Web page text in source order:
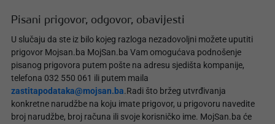
Pisani prigovor, odgovor, obavijesti
U slučaju da ste iz bilo kojeg razloga nezadovoljni možete uputiti
prigovor Mojsan.ba MojSan.ba Vam omogućava podnošenje
pisanog prigovora putem pošte na adresu sjedišta kompanije,
telefona 032 550 061 ili putem maila
zastitapodataka@mojsan.ba.Radi što bržeg utvrđivanja
konkretne narudžbe na koju imate prigovor, u prigovoru navedite
broj narudžbe, broj računa ili svoje korisničko ime. MojSan.ba će